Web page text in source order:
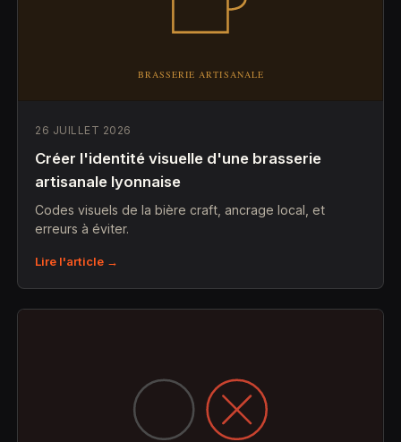
26 JUILLET 2026
Créer l'identité visuelle d'une brasserie
artisanale lyonnaise
Codes visuels de la bière craft, ancrage local, et
erreurs à éviter.
Lire l'article →